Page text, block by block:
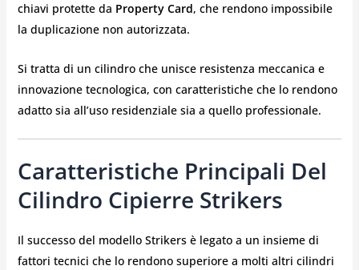
chiavi protette da Property Card, che rendono impossibile
la duplicazione non autorizzata.
Si tratta di un cilindro che unisce resistenza meccanica e
innovazione tecnologica, con caratteristiche che lo rendono
adatto sia all’uso residenziale sia a quello professionale.
Caratteristiche Principali Del
Cilindro Cipierre Strikers
Il successo del modello Strikers è legato a un insieme di
fattori tecnici che lo rendono superiore a molti altri cilindri